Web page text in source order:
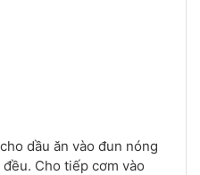
dầu ăn vào đun nóng
Cho tiếp cơm vào